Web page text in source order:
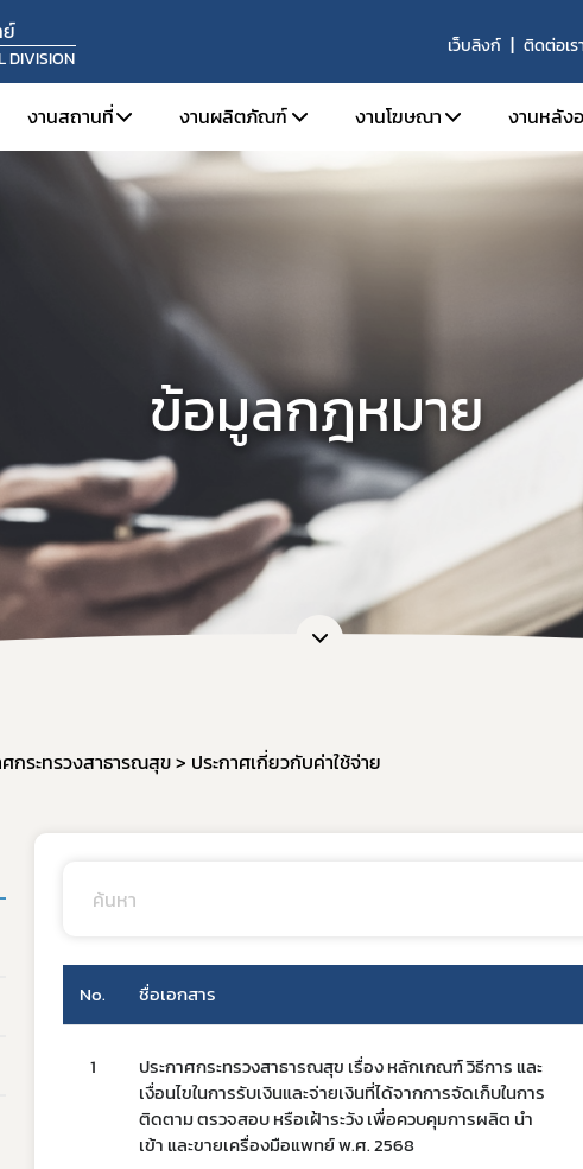
DIVISION
เว็บลิงก์ ติดต่อเร
งานสถานที่
จดทะเบียนสถานประกอบการ
ระบบคุณภาพการนำเข้าหรือขาย
ข่าวสารงานสถานที่
การปรึกษาแบบแปลนสถานที่ผลิตเครื่องมือแพทย์
ผู้ควบคุมการผลิต/นำเข้า/ขายเครื่องมือแพทย์
งานผลิตภัณฑ์
การขึ้นทะเบียนผลิตภัณฑ์
ผลิตเพื่อการส่งออก
วินิจฉัยผลิตภัณฑ์
เลิกกิจการ/ไม่ต่ออายุ
การขอยกเว้นไม่ต้องขออนุญาตผลิต นำเข้า ขาย
หนังสือรับรองเครื่องมือแพทย์เพื่อการส่งออก
กลุ่มส่งเสริมการประกอบการเครื่องมือแพทย์
งานโฆษณา
ข้อมูลเบื้องต้นและกฎหม
งานหลัง
ราย
ข้อมูลกฎหมาย
ศกระทรวงสาธารณสุข ​ประกาศเกี่ยวกับค่าใช้จ่าย
No. ชื่อเอกสาร
1
ประกาศกระทรวงสาธารณสุข เรื่อง หลักเกณฑ์ วิธีการ และ
เงื่อนไขในการรับเงินและจ่ายเงินที่ได้จากการจัดเก็บในการ
ติดตาม ตรวจสอบ หรือเฝ้าระวัง เพื่อควบคุมการผลิต นำ
เข้า และขายเครื่องมือแพทย์ พ.ศ. 2568